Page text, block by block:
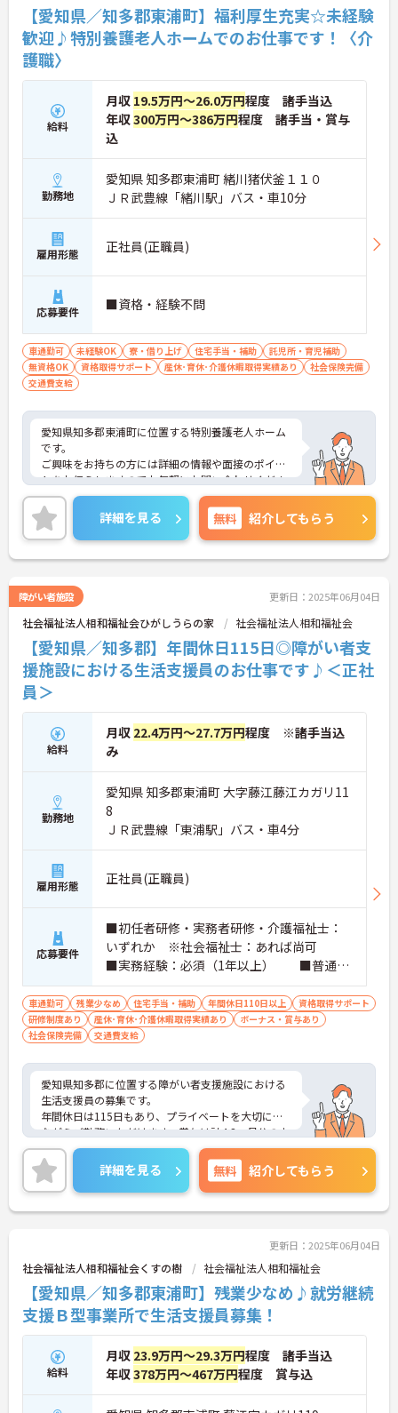
【愛知県／知多郡東浦町】福利厚生充実☆未経験
歓迎♪特別養護老人ホームでのお仕事です！〈介
護職〉
給料
月収 19.5万円～26.0万円程度 諸手当込
年収300万円～386万円程度 諸手当・賞与
込
勤務地
愛知県 知多郡東浦町 緒川猪伏釜１１０
ＪＲ武豊線「緒川駅」バス・車10分
雇用形態 正社員(正職員)
応募要件 ■資格・経験不問
車通勤可 未経験OK 寮・借り上げ 住宅手当・補助
託児所・育児補助
無資格OK
資格取得サポート 産休･育休･介護休暇取得実績あり
社会保険完備
交通費支給
愛知県知多郡東浦町に位置する特別養護老人ホーム
です。
ご興味をお持ちの方には詳細の情報や面接のポイン
トをお伝えしますのでお気軽にお問い合わせくださ
いませ。
詳細を見る 無料 紹介してもらう
障がい者施設 更新日：2025年06月04日
社会福祉法人相和福祉会ひがしうらの家 社会福祉法人相和福祉会
【愛知県／知多郡】年間休日115日◎障がい者支
援施設における生活支援員のお仕事です♪＜正社
員＞
給料
月収 22.4万円～27.7万円程度 ※諸手当込
み
勤務地
愛知県 知多郡東浦町 大字藤江藤江カガリ11
8
ＪＲ武豊線「東浦駅」バス・車4分
雇用形態 正社員(正職員)
応募要件
■初任者研修・実務者研修・介護福祉士：
いずれか ※社会福祉士：あれば尚可
■実務経験：必須（1年以上） ■普通自
動車運転免許（AT限定可）：必須 ※PC
スキル：Word等による文字入力必須
車通勤可 残業少なめ 住宅手当・補助 年間休日110日以上
資格取得サポート
研修制度あり
産休･育休･介護休暇取得実績あり
ボーナス・賞与あり
社会保険完備
交通費支給
愛知県知多郡に位置する障がい者支援施設における
生活支援員の募集です。
年間休日は115日もあり、プライベートを大切にし
ながらご勤務いただけます。賞与は計4.3ヶ月分の支
給実績があり、頑張りが目に見える形できちんと評
価される職場です。
ご興味のある方には、面接対策ポイントなど、さら
に詳細をご案内しますのでお気軽にご相談くださ
い！
詳細を見る 無料 紹介してもらう
更新日：2025年06月04日
社会福祉法人相和福祉会くすの樹 社会福祉法人相和福祉会
【愛知県／知多郡東浦町】残業少なめ♪就労継続
支援Ｂ型事業所で生活支援員募集！
給料
月収 23.9万円～29.3万円程度 諸手当込
年収378万円～467万円程度 賞与込